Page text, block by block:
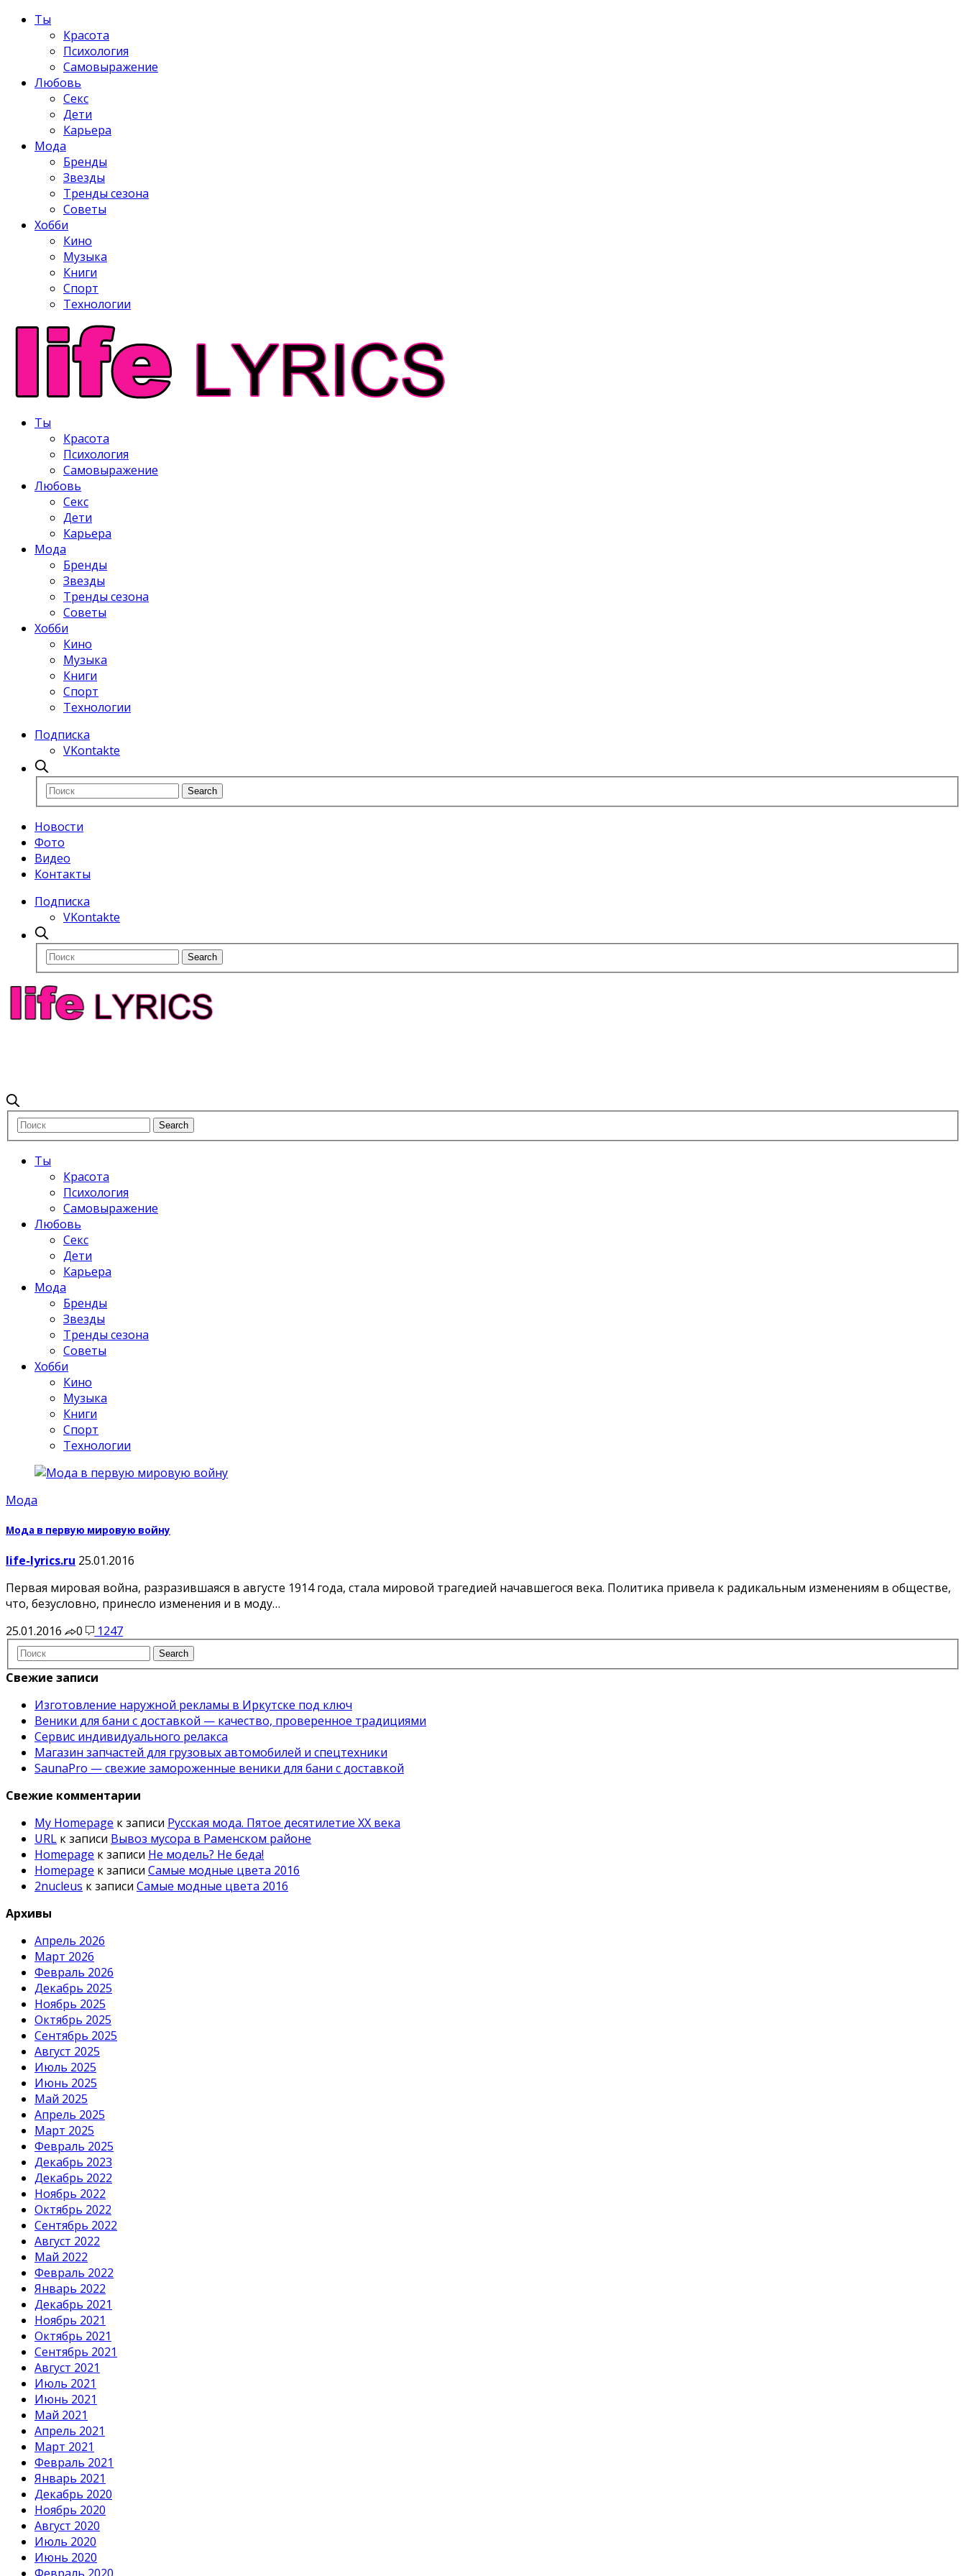
Ты
Красота
Психология
Самовыражение
Любовь
Секс
Дети
Карьера
Мода
Бренды
Звезды
Тренды сезона
Советы
Хобби
Кино
Музыка
Книги
Спорт
Технологии
Ты
Красота
Психология
Самовыражение
Любовь
Секс
Дети
Карьера
Мода
Бренды
Звезды
Тренды сезона
Советы
Хобби
Кино
Музыка
Книги
Спорт
Технологии
Подписка
VKontakte
Новости
Фото
Видео
Контакты
Подписка
VKontakte
Ты
Красота
Психология
Самовыражение
Любовь
Секс
Дети
Карьера
Мода
Бренды
Звезды
Тренды сезона
Советы
Хобби
Кино
Музыка
Книги
Спорт
Технологии
Мода
Мода в первую мировую войну
life-lyrics.ru 25.01.2016
Первая мировая война, разразившаяся в августе 1914 года, стала мировой трагедией начавшегося века. Политика привела к радикальным изменениям в обществе,
что, безусловно, принесло изменения и в моду…
25.01.2016
0 1247
Свежие записи
Изготовление наружной рекламы в Иркутске под ключ
Веники для бани с доставкой — качество, проверенное традициями
Сервис индивидуального релакса
Магазин запчастей для грузовых автомобилей и спецтехники
SaunaPro — свежие замороженные веники для бани с доставкой
Свежие комментарии
My Homepage к записи Русская мода. Пятое десятилетие ХХ века
URL к записи Вывоз мусора в Раменском районе
Homepage к записи Не модель? Не беда!
Homepage к записи Самые модные цвета 2016
2nucleus к записи Самые модные цвета 2016
Архивы
Апрель 2026
Март 2026
Февраль 2026
Декабрь 2025
Ноябрь 2025
Октябрь 2025
Сентябрь 2025
Август 2025
Июль 2025
Июнь 2025
Май 2025
Апрель 2025
Март 2025
Февраль 2025
Декабрь 2023
Декабрь 2022
Ноябрь 2022
Октябрь 2022
Сентябрь 2022
Август 2022
Май 2022
Февраль 2022
Январь 2022
Декабрь 2021
Ноябрь 2021
Октябрь 2021
Сентябрь 2021
Август 2021
Июль 2021
Июнь 2021
Май 2021
Апрель 2021
Март 2021
Февраль 2021
Январь 2021
Декабрь 2020
Ноябрь 2020
Август 2020
Июль 2020
Июнь 2020